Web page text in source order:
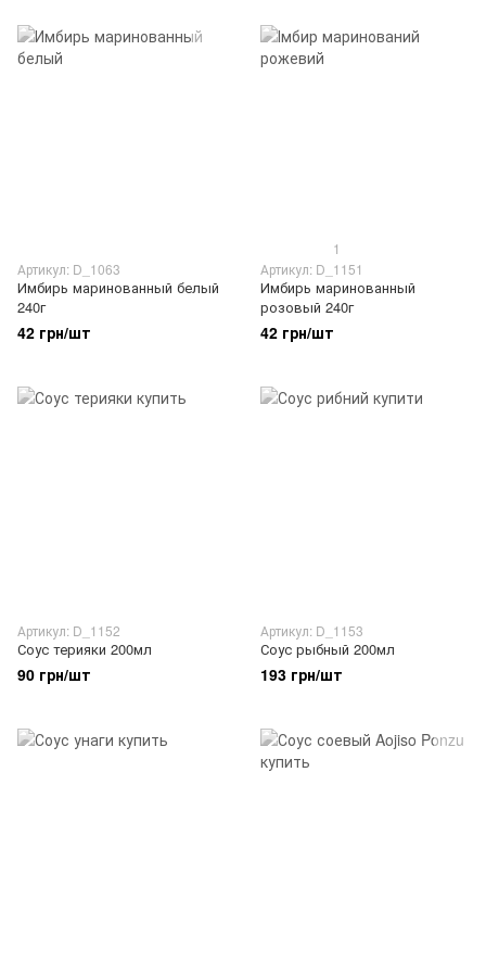
Артикул: D_1063
Имбирь маринованный белый
240г
42 грн/шт
1
Артикул: D_1151
Имбирь маринованный
розовый 240г
42 грн/шт
Артикул: D_1152
Соус терияки 200мл
90 грн/шт
Артикул: D_1153
Соус рыбный 200мл
193 грн/шт